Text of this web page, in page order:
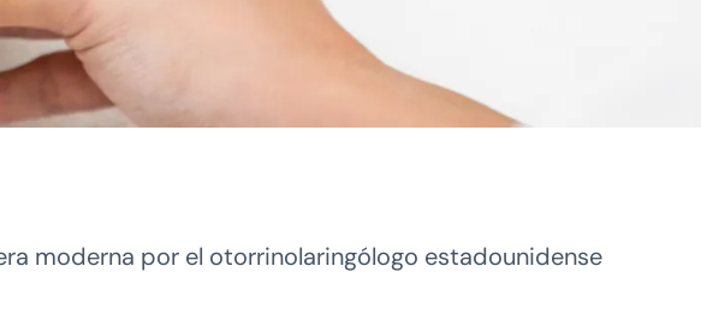
moderna por el otorrinolaringólogo estadounidense